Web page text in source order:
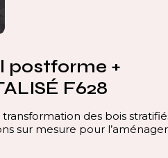
postforme +
F628
des bois
sur mesure pour